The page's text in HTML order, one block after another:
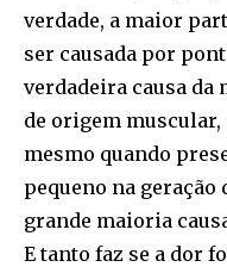
verdade, a maior
ser causada por
verdadeira causa da
de origem
mesmo quando
pequeno na geração
grande maioria
E tanto faz se a dor